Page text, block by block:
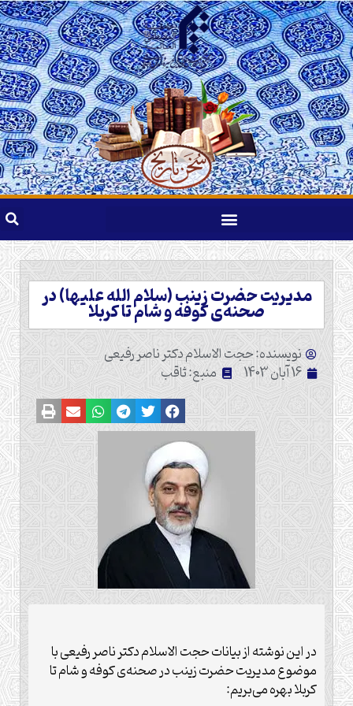
مدیریت حضرت زینب (سلام الله علیها) در
صحنه‌ی کوفه و شام تا کربلا
نویسنده: حجت الاسلام دکتر ناصر رفیعی
16 آبان 1403 منبع: ثاقب
در این نوشته از بیانات حجت الاسلام دکتر ناصر رفیعی با
موضوع مدیریت حضرت زینب در صحنه‌ی کوفه و شام تا
کربلا بهره می‌بریم: